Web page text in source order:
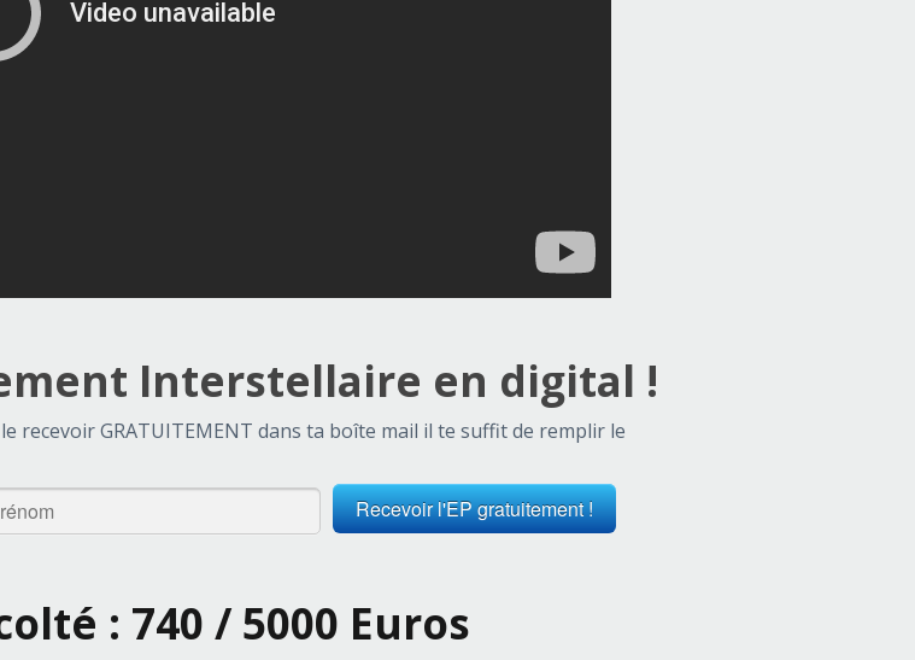
Interstellaire en digital !
recevoir GRATUITEMENT dans ta boîte mail il te suffit de remplir le
Recevoir l'EP gratuitement !
: 740 / 5000 Euros